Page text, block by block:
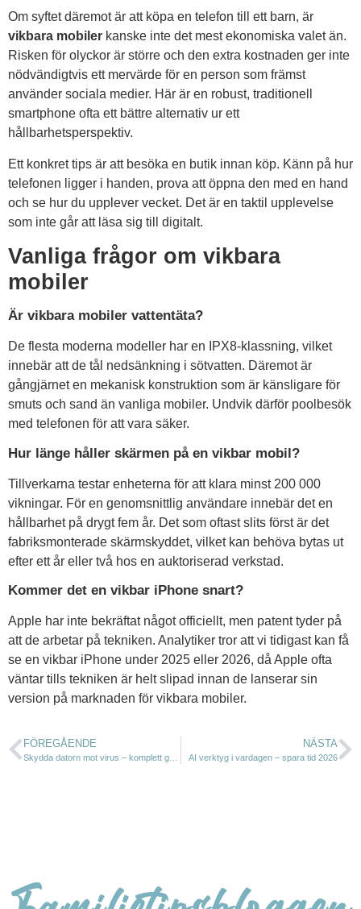
Om syftet däremot är att köpa en telefon till ett barn, är
vikbara mobiler kanske inte det mest ekonomiska valet än.
Risken för olyckor är större och den extra kostnaden ger inte
nödvändigtvis ett mervärde för en person som främst
använder sociala medier. Här är en robust, traditionell
smartphone ofta ett bättre alternativ ur ett
hållbarhetsperspektiv.
Ett konkret tips är att besöka en butik innan köp. Känn på hur
telefonen ligger i handen, prova att öppna den med en hand
och se hur du upplever vecket. Det är en taktil upplevelse
som inte går att läsa sig till digitalt.
Vanliga frågor om vikbara
mobiler
Är vikbara mobiler vattentäta?
De flesta moderna modeller har en IPX8-klassning, vilket
innebär att de tål nedsänkning i sötvatten. Däremot är
gångjärnet en mekanisk konstruktion som är känsligare för
smuts och sand än vanliga mobiler. Undvik därför poolbesök
med telefonen för att vara säker.
Hur länge håller skärmen på en vikbar mobil?
Tillverkarna testar enheterna för att klara minst 200 000
vikningar. För en genomsnittlig användare innebär det en
hållbarhet på drygt fem år. Det som oftast slits först är det
fabriksmonterade skärmskyddet, vilket kan behöva bytas ut
efter ett år eller två hos en auktoriserad verkstad.
Kommer det en vikbar iPhone snart?
Apple har inte bekräftat något officiellt, men patent tyder på
att de arbetar på tekniken. Analytiker tror att vi tidigast kan få
se en vikbar iPhone under 2025 eller 2026, då Apple ofta
väntar tills tekniken är helt slipad innan de lanserar sin
version på marknaden för vikbara mobiler.
FÖREGÅENDE NÄSTA
AI verktyg i vardagen – spara tid 2026